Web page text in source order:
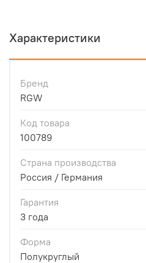
Характеристики
Бренд
RGW
Код товара
100789
Страна производства
Россия / Германия
Гарантия
3 года
Форма
Полукруглый